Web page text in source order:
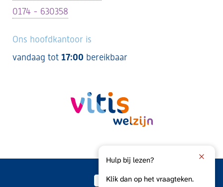
0174 - 630358
Ons hoofdkantoor is
vandaag tot 17:00 bereikbaar
Hulp bij lezen?
Klik dan op het vraagteken.